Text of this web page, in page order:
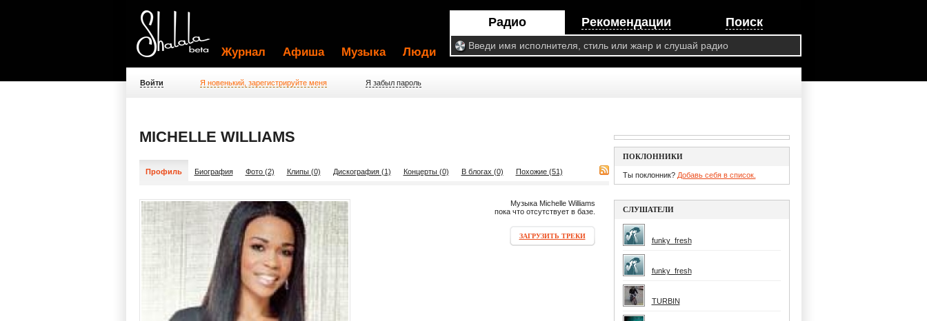
Радио Рекомендации Поиск
Журнал Афиша Музыка Люди
Войти Я новенький, зарегистрируйте меня Я забыл пароль
MICHELLE WILLIAMS
Профиль Биография Фото (2) Клипы (0) Дискография (1) Концерты (0) В блогах (0) Похожие (51)
Музыка Michelle Williams
пока что отсутствует в базе.
ЗАГРУЗИТЬ ТРЕКИ
ПОКЛОННИКИ
Ты поклонник? Добавь себя в список.
СЛУШАТЕЛИ
funky_fresh
funky_fresh
TURBIN